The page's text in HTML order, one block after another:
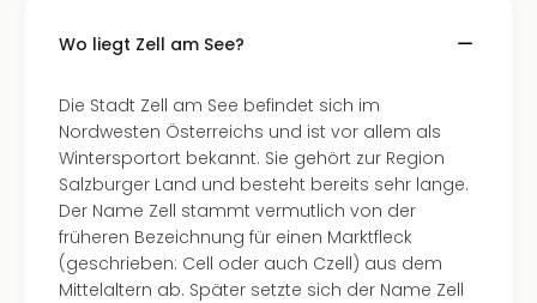
Wo liegt Zell am See?
Die Stadt Zell am See befindet sich im
Nordwesten Österreichs und ist vor allem als
Wintersportort bekannt. Sie gehört zur Region
Salzburger Land und besteht bereits sehr lange.
Der Name Zell stammt vermutlich von der
früheren Bezeichnung für einen Marktfleck
(geschrieben: Cell oder auch Czell) aus dem
Mittelaltern ab. Später setzte sich der Name Zell